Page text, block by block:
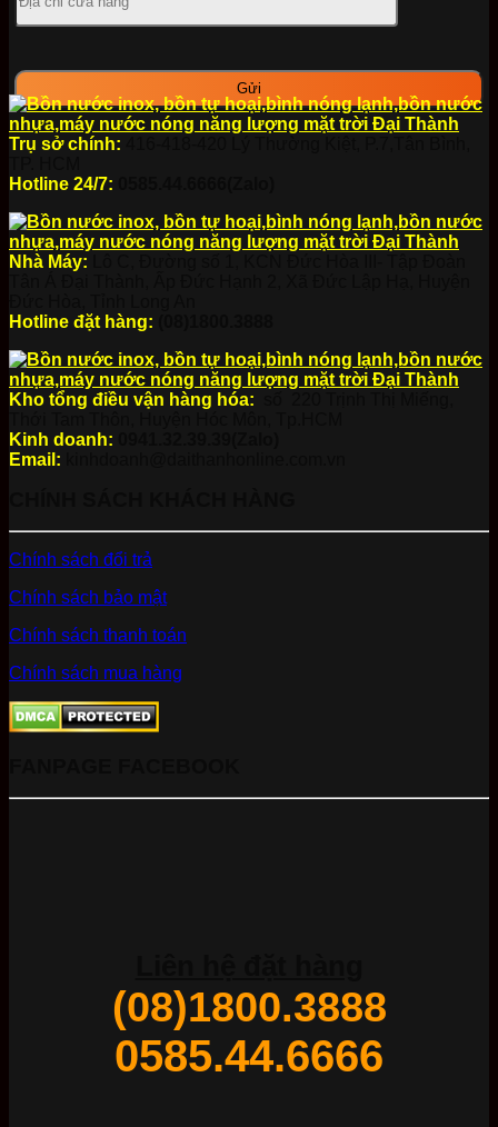
Trụ sở chính:
Hotline 24/7:
Nhà Máy:
Hotline đặt hàng:
Kho tổng điều vận hàng hóa:
Kinh doanh:
Email:
Chính sách đổi trả
Chính sách bảo mật
Chính sách thanh toán
Chính sách mua hàng
(08)1800.3888
0585.44.6666